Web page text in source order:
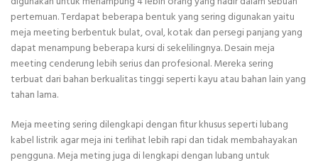
pertemuan. Terdapat beberapa bentuk yang sering digunakan yaitu
meja meeting berbentuk bulat, oval, kotak dan persegi panjang yang
dapat menampung beberapa kursi di sekelilingnya. Desain meja
meeting cenderung lebih serius dan profesional. Mereka sering
terbuat dari bahan berkualitas tinggi seperti kayu atau bahan lain yang
tahan lama.
Meja meeting sering dilengkapi dengan fitur khusus seperti lubang
kabel listrik agar meja ini terlihat lebih rapi dan tidak membahayakan
pengguna. Meja meting juga di lengkapi dengan lubang untuk